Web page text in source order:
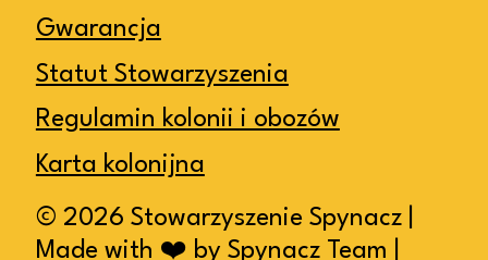
Statut Stowarzyszenia
Regulamin kolonii i obozów
Karta kolonijna
Gwarancja
© 2026 Stowarzyszenie Spynacz |
Made with ❤️ by Spynacz Team |